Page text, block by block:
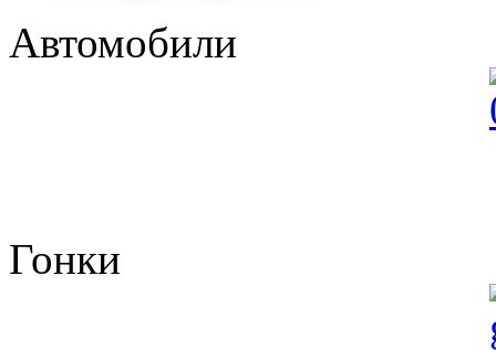
Автомобили
Гонки